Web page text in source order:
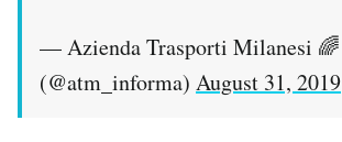
— Azienda Trasporti Milanesi 🌈
(@atm_informa) August 31, 2019